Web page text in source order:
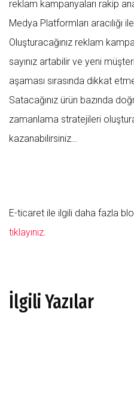
reklam kampanyaları rakip
Medya Platformları aracılığı
Oluşturacağınız reklam
sayınız artabilir ve yeni
aşaması sırasında dikkat
Satacağınız ürün bazında
zamanlama stratejileri
kazanabilirsiniz…
E-ticaret ile ilgili daha fazla
tıklayınız.
İlgili Yazılar